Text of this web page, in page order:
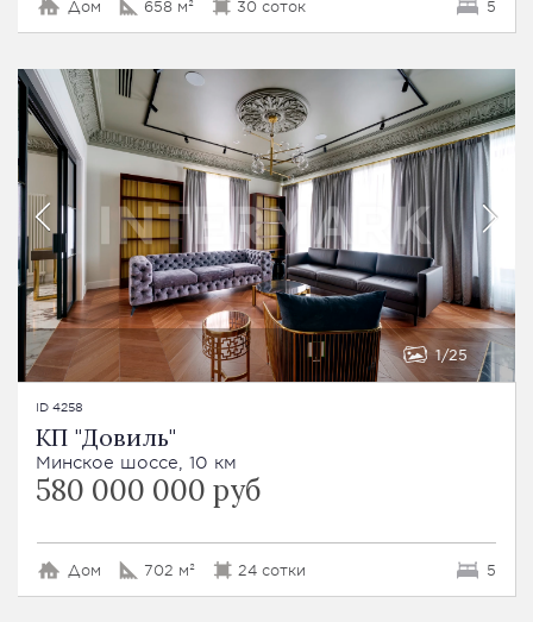
Дом 658 м² 30 соток 5
1 25
ID 4258
КП "Довиль"
Минское шоссе, 10 км
580 000 000 руб
Дом 702 м² 24 сотки 5